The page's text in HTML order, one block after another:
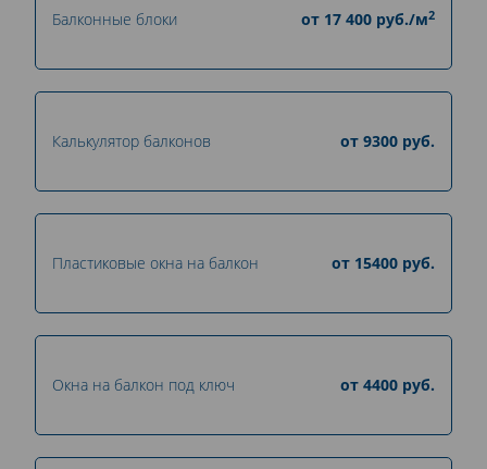
Балконные блоки от 17 400 руб./м2
Калькулятор балконов от 9300 руб.
Пластиковые окна на балкон от 15400 руб.
Окна на балкон под ключ от 4400 руб.